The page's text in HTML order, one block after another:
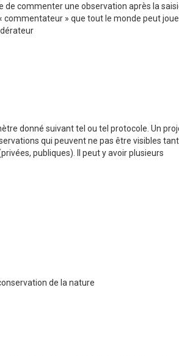
de commenter une observation après la
» que tout le monde peut
donné suivant tel ou tel protocole. Un
qui peuvent ne pas être visibles
publiques). Il peut y avoir plusieurs
de la nature